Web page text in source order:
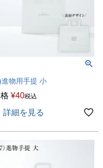
進物用手提 小
¥40税込
詳細を見る